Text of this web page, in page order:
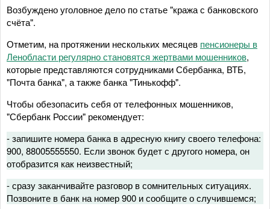
Возбуждено уголовное дело по статье "кража с банковского
счёта".
Отметим, на протяжении нескольких месяцев пенсионеры в
Ленобласти регулярно становятся жертвами мошенников,
которые представляются сотрудниками Сбербанка, ВТБ,
"Почта банка", а также банка "Тинькофф".
Чтобы обезопасить себя от телефонных мошенников,
"Сбербанк России" рекомендует:
- запишите номера банка в адресную книгу своего телефона:
900, 88005555550. Если звонок будет с другого номера, он
отобразится как неизвестный;
- сразу заканчивайте разговор в сомнительных ситуациях.
Позвоните в банк на номер 900 и сообщите о случившемся;